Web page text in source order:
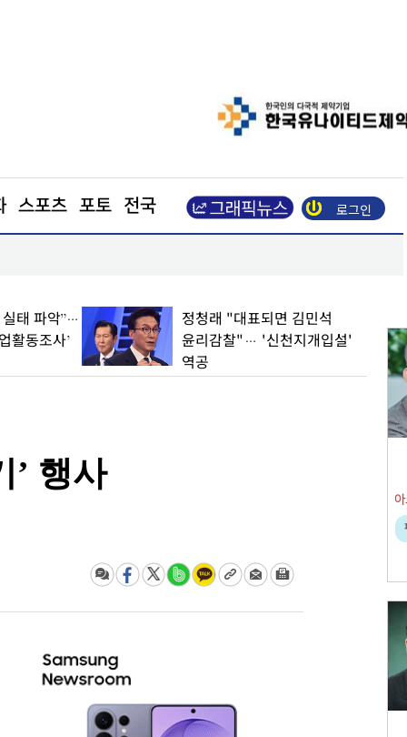
스포츠 포토 전국 로그인
태 파악”…
활동조사’
정청래 "대표되면 김민석
윤리감찰"… '신천지개입설'
역공
’ 행사
아